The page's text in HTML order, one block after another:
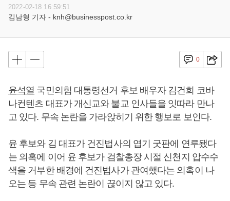
2022-02-18 16:59:51
김남형 기자 - knh@businesspost.co.kr
0
윤석열 국민의힘 대통령선거 후보 배우자 김건희 코바
나컨텐츠 대표가 개신교와 불교 인사들을 잇따라 만나
고 있다. 무속 논란을 가라앉히기 위한 행보로 보인다.
윤 후보와 김 대표가 건진법사의 엽기 굿판에 연루됐다
는 의혹에 이어 윤 후보가 검찰총장 시절 신천지 압수수
색을 거부한 배경에 건진법사가 관여했다는 의혹이 나
오는 등 무속 관련 논란이 끊이지 않고 있다.